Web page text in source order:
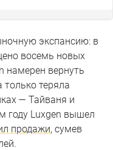
экспансию: в
восемь новых
намерен вернуть
только теряла
— Тайваня и
году Luxgen вышел
продажи, сумев